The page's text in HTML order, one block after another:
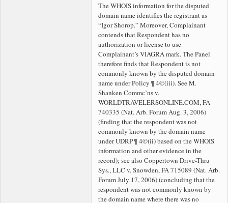
The WHOIS information for the disputed
domain name identifies the registrant as
“Igor Shorop.” Moreover, Complainant
contends that Respondent has no
authorization or license to use
Complainant’s VIAGRA mark. The Panel
therefore finds that Respondent is not
commonly known by the disputed domain
name under Policy ¶ 4©(iii). See M.
Shanken Commc’ns v.
WORLDTRAVELERSONLINE.COM, FA
740335 (Nat. Arb. Forum Aug. 3, 2006)
(finding that the respondent was not
commonly known by thedomain name
under UDRP ¶ 4©(ii) based on the WHOIS
information and other evidence in the
record); see also Coppertown Drive-Thru
Sys., LLC v. Snowden, FA 715089 (Nat. Arb.
Forum July 17, 2006) (concluding that the
respondent was not commonly known by
thedomain name where there was no